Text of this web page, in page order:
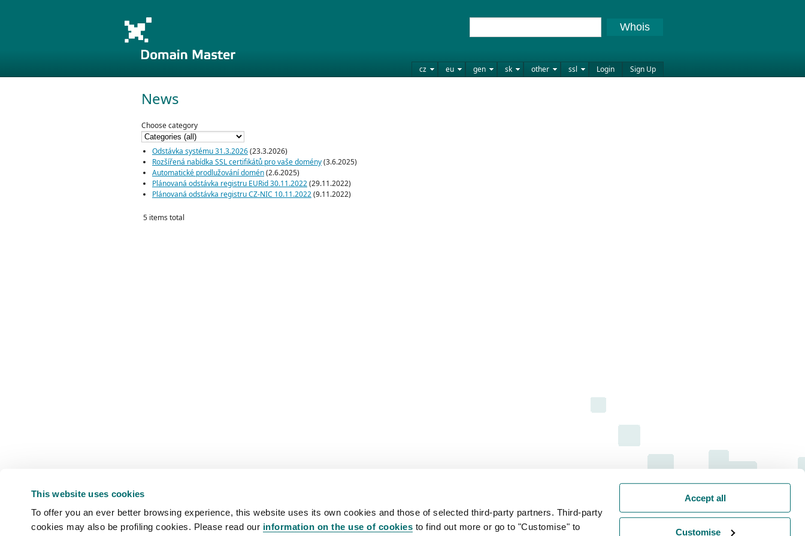
This website uses cookies
To offer you an ever better browsing experience, this website uses its own cookies and those of selected third-party partners. Third-party
cookies may also be profiling cookies. Please read our information on the use of cookies to find out more or go to "Customise" to
Accept all
Customise
cz eu gen sk other ssl Login Sign Up
Whois
News
Choose category
Odstávka systému 31.3.2026(23.3.2026)
Rozšířená nabídka SSL certifikátů pro vaše domény(3.6.2025)
Automatické prodlužování domén(2.6.2025)
Plánovaná odstávka registru EURid 30.11.2022(29.11.2022)
Plánovaná odstávka registru CZ-NIC 10.11.2022(9.11.2022)
5 items total